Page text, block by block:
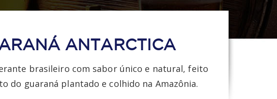
ANTARCTICA
brasileiro com sabor único e natural, feito
do guaraná plantado e colhido na Amazônia.